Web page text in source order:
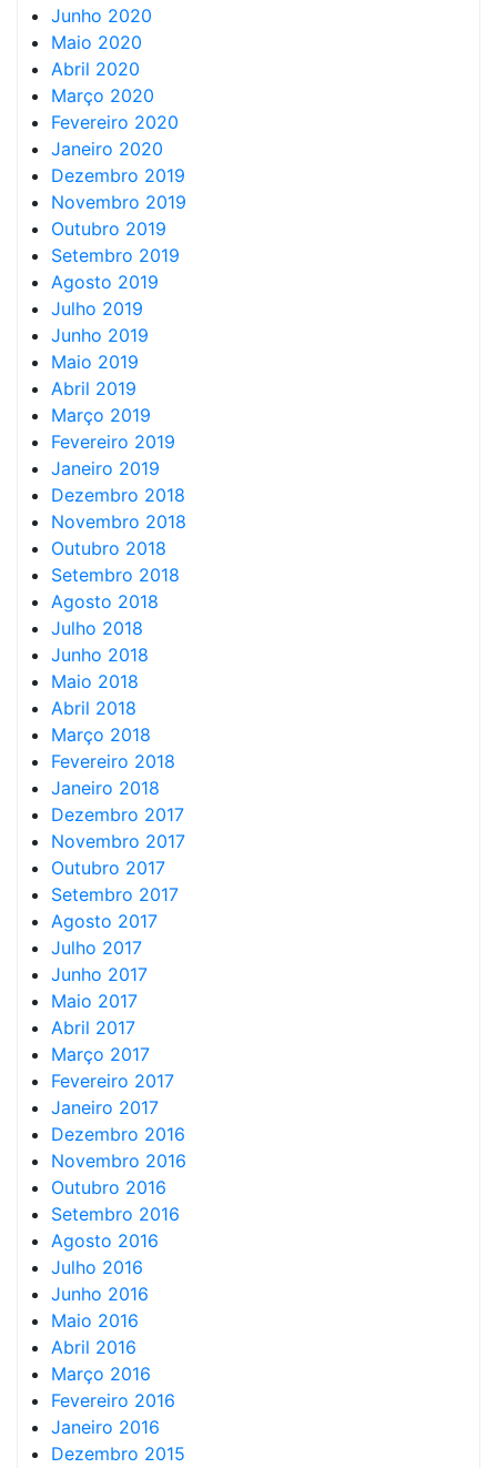
Junho 2020
Maio 2020
Abril 2020
Março 2020
Fevereiro 2020
Janeiro 2020
Dezembro 2019
Novembro 2019
Outubro 2019
Setembro 2019
Agosto 2019
Julho 2019
Junho 2019
Maio 2019
Abril 2019
Março 2019
Fevereiro 2019
Janeiro 2019
Dezembro 2018
Novembro 2018
Outubro 2018
Setembro 2018
Agosto 2018
Julho 2018
Junho 2018
Maio 2018
Abril 2018
Março 2018
Fevereiro 2018
Janeiro 2018
Dezembro 2017
Novembro 2017
Outubro 2017
Setembro 2017
Agosto 2017
Julho 2017
Junho 2017
Maio 2017
Abril 2017
Março 2017
Fevereiro 2017
Janeiro 2017
Dezembro 2016
Novembro 2016
Outubro 2016
Setembro 2016
Agosto 2016
Julho 2016
Junho 2016
Maio 2016
Abril 2016
Março 2016
Fevereiro 2016
Janeiro 2016
Dezembro 2015